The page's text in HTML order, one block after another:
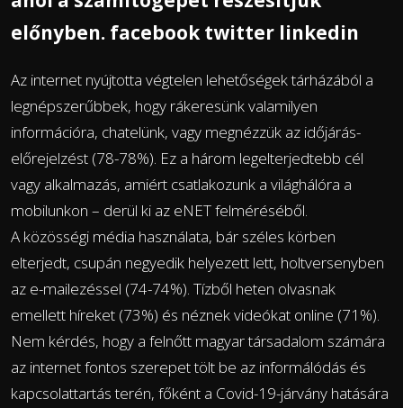
előnyben. facebook twitter linkedin
Az internet nyújtotta végtelen lehetőségek tárházából a
legnépszerűbbek, hogy rákeresünk valamilyen
információra, chatelünk, vagy megnézzük az időjárás-
előrejelzést (78-78%). Ez a három legelterjedtebb cél
vagy alkalmazás, amiért csatlakozunk a világhálóra a
mobilunkon – derül ki az eNET felméréséből.
A közösségi média használata, bár széles körben
elterjedt, csupán negyedik helyezett lett, holtversenyben
az e-mailezéssel (74-74%). Tízből heten olvasnak
emellett híreket (73%) és néznek videókat online (71%).
Nem kérdés, hogy a felnőtt magyar társadalom számára
az internet fontos szerepet tölt be az informálódás és
kapcsolattartás terén, főként a Covid-19-járvány hatására